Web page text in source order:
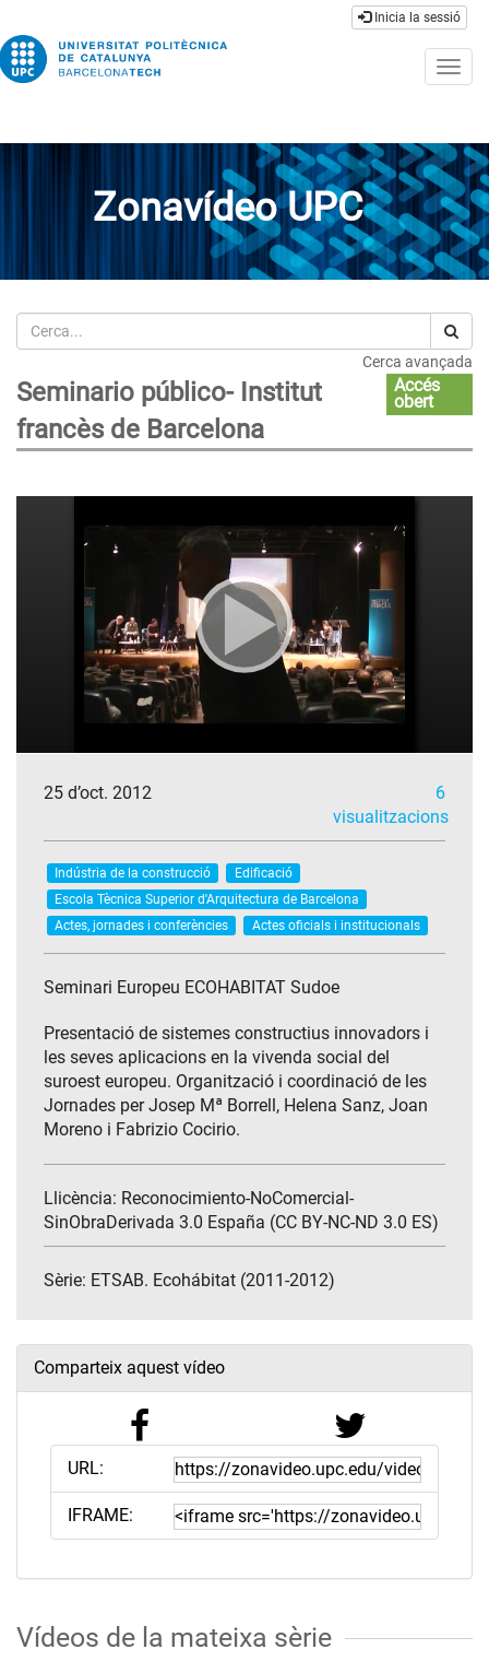
Inicia la sessió
Zonavídeo UPC
Cerca
Cerca avançada
Seminario público- Institut
francès de Barcelona
Accés
obert
25 d’oct. 2012
6
visualitzacions
Indústria de la construcció
Edificació
Escola Tècnica Superior d'Arquitectura de Barcelona
Actes, jornades i conferències
Actes oficials i institucionals
Seminari Europeu ECOHABITAT Sudoe
Presentació de sistemes constructius innovadors i
les seves aplicacions en la vivenda social del
suroest europeu. Organització i coordinació de les
Jornades per Josep Mª Borrell, Helena Sanz, Joan
Moreno i Fabrizio Cocirio.
Llicència: Reconocimiento-NoComercial-
SinObraDerivada 3.0 España (CC BY-NC-ND 3.0 ES)
Sèrie: ETSAB. Ecohábitat (2011-2012)
Comparteix aquest vídeo
URL:
IFRAME:
Vídeos de la mateixa sèrie